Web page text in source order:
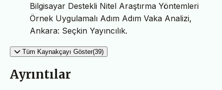
Bilgisayar Destekli Nitel Araştırma Yöntemleri
Örnek Uygulamalı Adım Adım Vaka Analizi,
Ankara: Seçkin Yayıncılık.
Tüm Kaynakçayı Göster(39)
Ayrıntılar